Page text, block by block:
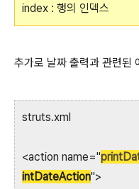
index : 행의 인덱스
추가로 날짜 출력과 관련된
struts.xml
<action name="
intDateAction">